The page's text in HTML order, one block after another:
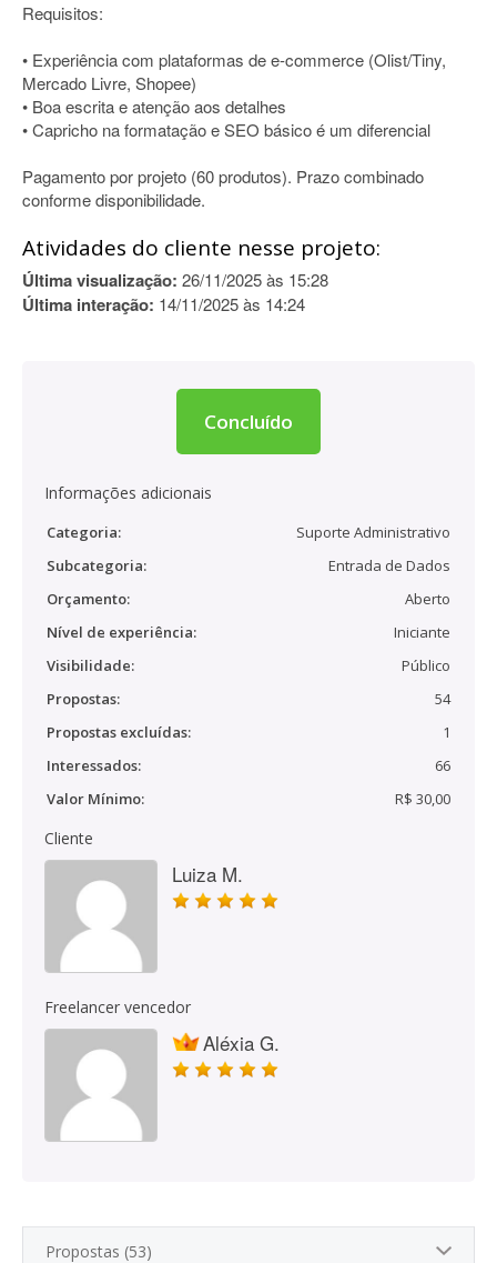
Requisitos:
• Experiência com plataformas de e-commerce (Olist/Tiny,
Mercado Livre, Shopee)
• Boa escrita e atenção aos detalhes
• Capricho na formatação e SEO básico é um diferencial
Pagamento por projeto (60 produtos). Prazo combinado
conforme disponibilidade.
Atividades do cliente nesse projeto:
Última visualização: 26/11/2025 às 15:28
Última interação: 14/11/2025 às 14:24
Concluído
Informações adicionais
Categoria:
Suporte Administrativo
Subcategoria:
Entrada de Dados
Orçamento:
Aberto
Nível de experiência:
Iniciante
Visibilidade:
Público
Propostas:
54
Propostas excluídas:
1
Interessados:
66
Valor Mínimo:
R$ 30,00
Cliente
Luiza M.
Freelancer vencedor
Aléxia G.
Propostas (53)